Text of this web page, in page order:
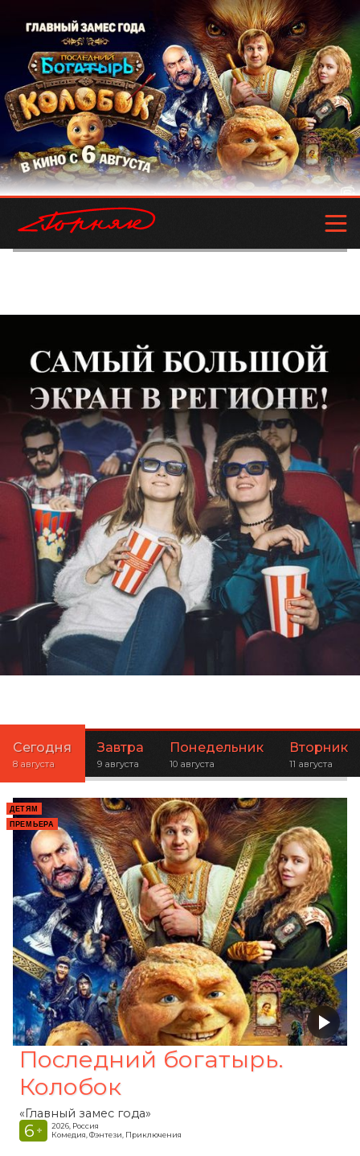
Подробнее
Сегодня
8 августа
Завтра
9 августа
Понедельник
10 августа
Вторник
11 августа
ДЕТЯМ
ПРЕМЬЕРА
Последний богатырь.
Колобок
«Главный замес года»
6 +
2026, Россия
Комедия, Фэнтези, Приключения